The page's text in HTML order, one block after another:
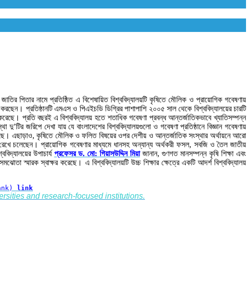
পিতার নামে প্রতিষ্ঠিত এ বিশেষায়িত বিশ্ববিদ্যালয়টি কৃষিতে মৌলিক ও প্রায়োগিক গবেষণায়
প্রতিষ্ঠানটি এমএস ও পিএইচডি ডিগ্রির পাশাপাশি ২০০৫ সাল থেকে বিশ্ববিদ্যালয়ের চারটি
প্রতি বছরই এ বিশ্ববিদ্যালয় হতে শতাধিক গবেষণা প্রবন্ধ আন্তর্জাতিকভাবে খ্যাতিসম্পন্ন
দু’টির জরিপে দেখা যায় যে বাংলাদেশের বিশ্ববিদ্যালয়গুলো ও গবেষণা প্রতিষ্ঠানে বিজ্ঞান গবেষণায়
রয়েছে। এছাড়াও, কৃষিতে মৌলিক ও ফলিত বিষয়ের ওপর দেশীয় ও আন্তর্জাতিক সংস্থার অর্থায়নে আরো
চলেছেন। প্রায়োগিক গবেষণার মাধ্যমে ধানসহ অন্যান্য অর্থকরী ফসল, সবজি ও তৈল জাতীয়
উপাচার্য প্রফেসর ড. মো: গিয়াসউদ্দিন মিয়াজানান, গুণগত মানসম্পন্ন কৃষি শিক্ষা এবং
স্মারক স্বাক্ষর করেছে। এ বিশ্ববিদ্যালয়টি উচ্চ শিক্ষার ক্ষেত্রে একটি আদর্শ বিশ্ববিদ্যালয়
link
and research-focused institutions.